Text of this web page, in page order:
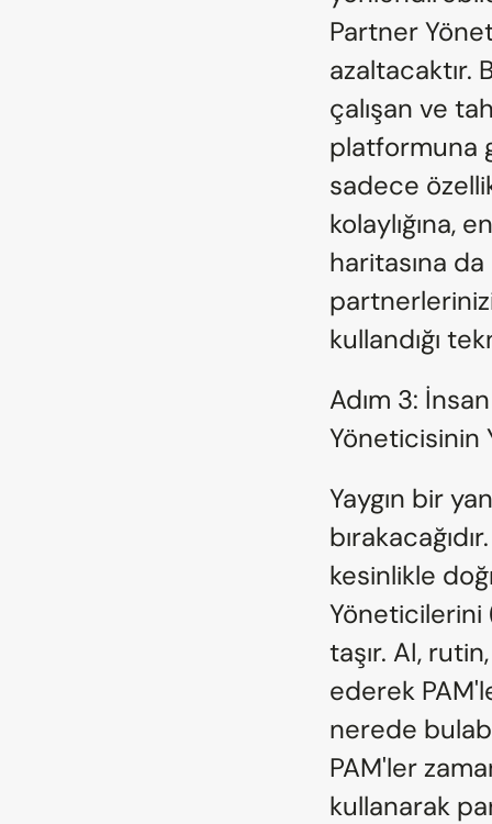
Partner
azaltacaktır.
çalışan ve
platformuna
sadece
kolaylığına,
haritasına
kullandığı
Adım 3:
Yöneticisinin
Yaygın bir
kesinlikle
Yöneticilerini
taşır. AI,
ederek
nerede
PAM'ler
kullanarak